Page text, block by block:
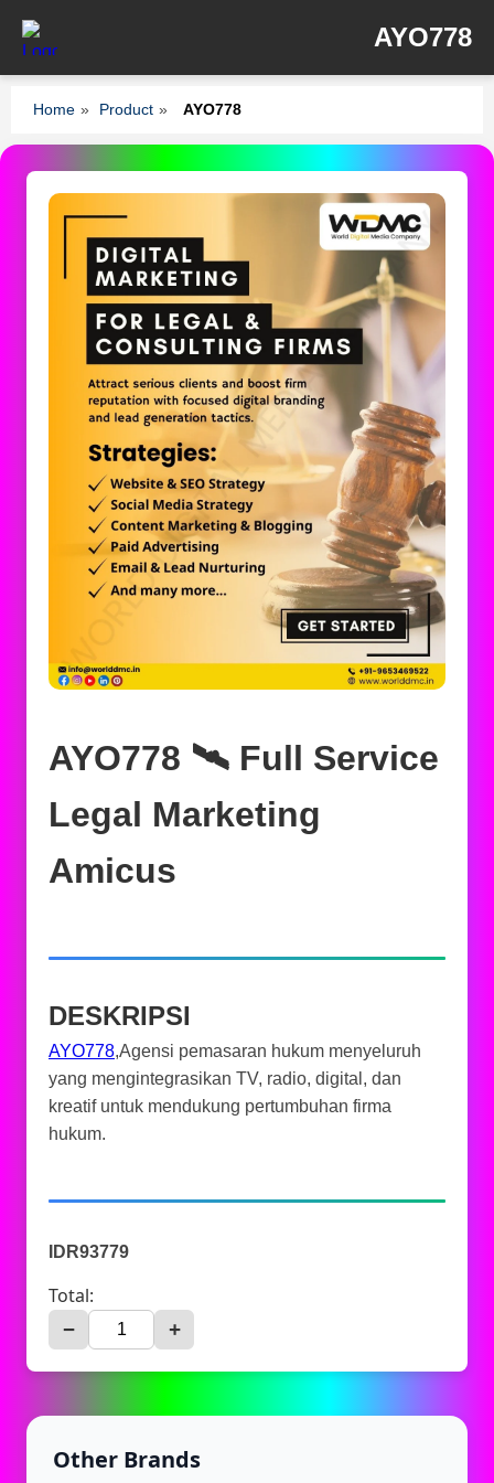
AYO778
Home » Product » AYO778
AYO778 🛰️‍ Full Service
Legal Marketing
Amicus
DESKRIPSI
AYO778,Agensi pemasaran hukum menyeluruh
yang mengintegrasikan TV, radio, digital, dan
kreatif untuk mendukung pertumbuhan firma
hukum.
IDR93779
Total:
− +
Other Brands